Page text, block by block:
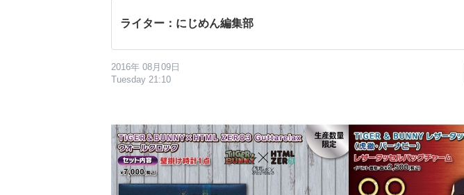
ライター：にじめん編集部
2016年 08月09日
Tuesday 21:10